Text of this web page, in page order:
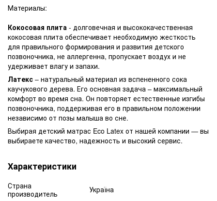
Материалы:
Кокосовая плита - долговечная и высококачественная
кокосовая плита обеспечивает необходимую жесткость
для правильного формирования и развития детского
позвоночника, не аллергенна, пропускает воздух и не
удерживает влагу и запахи.
Латекс – натуральный материал из вспененного сока
каучукового дерева. Его основная задача – максимальный
комфорт во время сна. Он повторяет естественные изгибы
позвоночника, поддерживая его в правильном положении
независимо от позы малыша во сне.
Выбирая детский матрас Eco Latex от нашей компании — вы
выбираете качество, надежность и высокий сервис.
Характеристики
Страна
производитель
Україна